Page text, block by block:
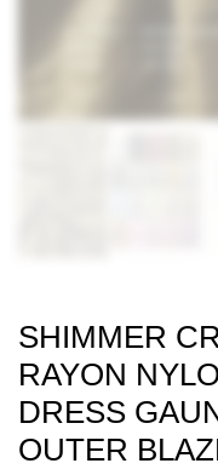
SHIMMER
RAYON
DRESS
OUTER